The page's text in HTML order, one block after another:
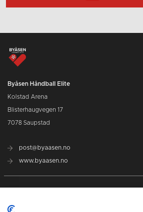
Byåsen Håndball Elite
Kolstad Arena
Blisterhaugvegen 17
7078 Saupstad
post@byaasen.no
www.byaasen.no